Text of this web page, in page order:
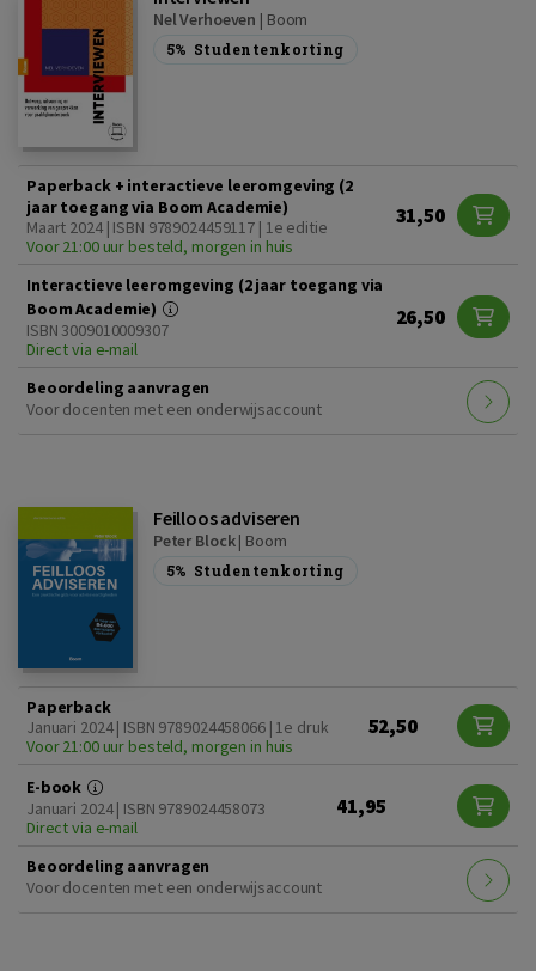
Nel Verhoeven | Boom
5% Studentenkorting
Paperback + interactieve leeromgeving (2
jaar toegang via Boom Academie)
Maart 2024 | ISBN 9789024459117 | 1e editie
Voor 21:00 uur besteld, morgen in huis
31,50
Interactieve leeromgeving (2 jaar toegang via
Boom Academie)
ISBN 3009010009307
Direct via e-mail
26,50
Beoordeling aanvragen
Voor docenten met een onderwijsaccount
Feilloos adviseren
Peter Block| Boom
5% Studentenkorting
Paperback
Januari 2024 | ISBN 9789024458066 | 1e druk
Voor 21:00 uur besteld, morgen in huis
52,50
E-book
Januari 2024 | ISBN 9789024458073
Direct via e-mail
41,95
Beoordeling aanvragen
Voor docenten met een onderwijsaccount